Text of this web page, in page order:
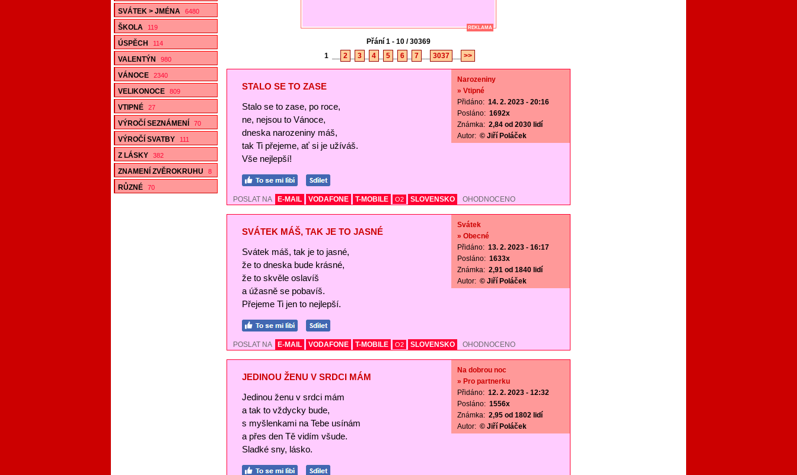
SVÁTEK > JMÉNA 6480
ŠKOLA 119
ÚSPĚCH 114
VALENTÝN 980
VÁNOCE 2340
VELIKONOCE 809
VTIPNÉ 27
VÝROČÍ SEZNÁMENÍ 70
VÝROČÍ SVATBY 111
Z LÁSKY 382
ZNAMENÍ ZVĚROKRUHU 8
RŮZNÉ 70
REKLAMA
Přání 1 - 10 / 30369
1
2 3 4 5 6 7 3037 >>
STALO SE TO ZASE
Stalo se to zase, po roce,
ne, nejsou to Vánoce,
dneska narozeniny máš,
tak Ti přejeme, ať si je užíváš.
Vše nejlepší!
Narozeniny
» Vtipné
Přidáno: 14. 2. 2023 - 20:16
Posláno: 1692x
Známka: 2,84 od 2030 lidí
Autor: © Jiří Poláček
POSLAT NA E-MAIL VODAFONE T-MOBILE O2 SLOVENSKO OHODNOCENO
SVÁTEK MÁŠ, TAK JE TO JASNÉ
Svátek máš, tak je to jasné,
že to dneska bude krásné,
že to skvěle oslavíš
a úžasně se pobavíš.
Přejeme Ti jen to nejlepší.
Svátek
» Obecné
Přidáno: 13. 2. 2023 - 16:17
Posláno: 1633x
Známka: 2,91 od 1840 lidí
Autor: © Jiří Poláček
POSLAT NA E-MAIL VODAFONE T-MOBILE O2 SLOVENSKO OHODNOCENO
JEDINOU ŽENU V SRDCI MÁM
Jedinou ženu v srdci mám
a tak to vždycky bude,
s myšlenkami na Tebe usínám
a přes den Tě vidím všude.
Sladké sny, lásko.
Na dobrou noc
» Pro partnerku
Přidáno: 12. 2. 2023 - 12:32
Posláno: 1556x
Známka: 2,95 od 1802 lidí
Autor: © Jiří Poláček